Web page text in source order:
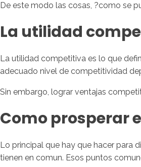
De este modo las cosas, ?como se
La utilidad
La utilidad competitiva es lo que
adecuado nivel de competitividad
Sin embargo, lograr ventajas
Como prosperar
Lo principal que hay que hacer para
tienen en comun. Esos puntos